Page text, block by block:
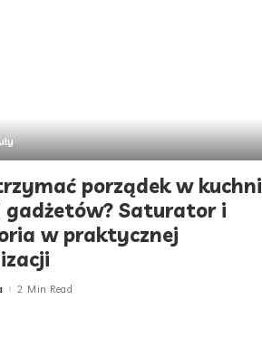
porządek w kuchni
gadżetów? Saturator i
w praktycznej
2 Min Read